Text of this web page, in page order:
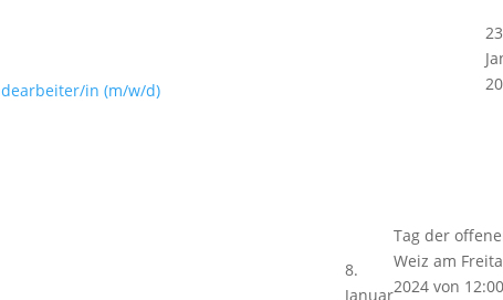
8.
Januar
Tag der
Weiz am
2024 von